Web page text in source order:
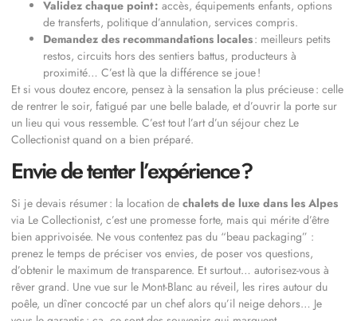
Validez chaque point : accès, équipements enfants, options
de transferts, politique d’annulation, services compris.
Demandez des recommandations locales: meilleurs petits
restos, circuits hors des sentiers battus, producteurs à
proximité… C’est là que la différence se joue !
Et si vous doutez encore, pensez à la sensation la plus précieuse : celle
de rentrer le soir, fatigué par une belle balade, et d’ouvrir la porte sur
un lieu qui vous ressemble. C’est tout l’art d’un séjour chez Le
Collectionist quand on a bien préparé.
Envie de tenter l’expérience ?
Si je devais résumer : la location de chalets de luxe dans les Alpes
via Le Collectionist, c’est une promesse forte, mais qui mérite d’être
bien apprivoisée. Ne vous contentez pas du “beau packaging” :
prenez le temps de préciser vos envies, de poser vos questions,
d’obtenir le maximum de transparence. Et surtout… autorisez-vous à
rêver grand. Une vue sur le Mont-Blanc au réveil, les rires autour du
poêle, un dîner concocté par un chef alors qu’il neige dehors… Je